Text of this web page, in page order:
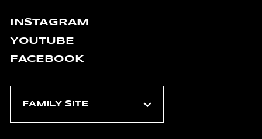
INSTAGRAM
YOUTUBE
FACEBOOK